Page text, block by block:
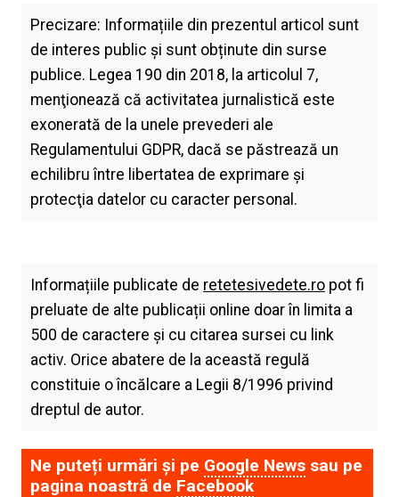
Precizare: Informațiile din prezentul articol sunt
de interes public și sunt obținute din surse
publice. Legea 190 din 2018, la articolul 7,
menţionează că activitatea jurnalistică este
exonerată de la unele prevederi ale
Regulamentului GDPR, dacă se păstrează un
echilibru între libertatea de exprimare şi
protecţia datelor cu caracter personal.
Informațiile publicate de retetesivedete.ropot fi
preluate de alte publicații online doar în limita a
500 de caractere și cu citarea sursei cu link
activ. Orice abatere de la această regulă
constituie o încălcare a Legii 8/1996 privind
dreptul de autor.
Ne puteți urmări și pe Google Newssau pe
pagina noastră de Facebook